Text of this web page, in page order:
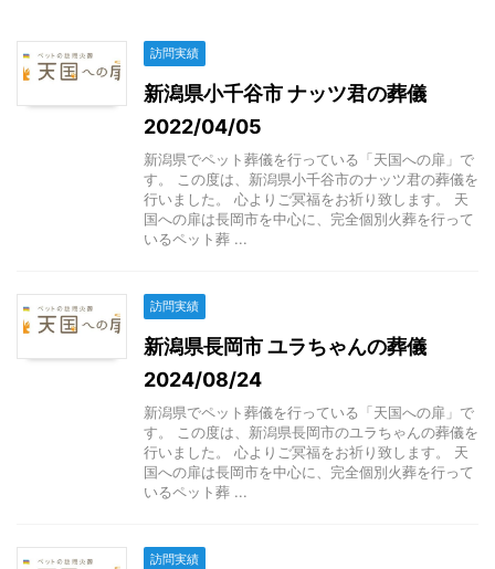
訪問実績
新潟県小千谷市 ナッツ君の葬儀
2022/04/05
新潟県でペット葬儀を行っている「天国への扉」で
す。 この度は、新潟県小千谷市のナッツ君の葬儀を
行いました。 心よりご冥福をお祈り致します。 天
国への扉は長岡市を中心に、完全個別火葬を行って
いるペット葬 ...
訪問実績
新潟県長岡市 ユラちゃんの葬儀
2024/08/24
新潟県でペット葬儀を行っている「天国への扉」で
す。 この度は、新潟県長岡市のユラちゃんの葬儀を
行いました。 心よりご冥福をお祈り致します。 天
国への扉は長岡市を中心に、完全個別火葬を行って
いるペット葬 ...
訪問実績